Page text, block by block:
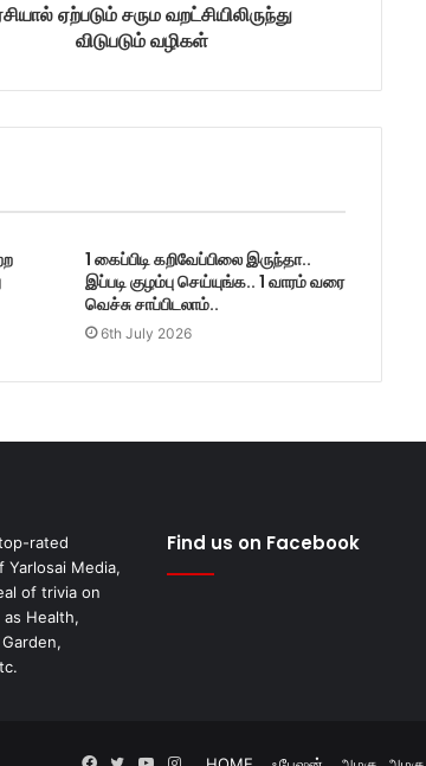
ஏற்படும் சரும வறட்சியிலிருந்து
விடுபடும் வழிகள்
1 கைப்பிடி கறிவேப்பிலை இருந்தா..
இப்படி குழம்பு செய்யுங்க.. 1 வாரம் வரை
வெச்சு சாப்பிடலாம்..
6th July 2026
rated
Media,
of trivia on
Health,
Find us on Facebook